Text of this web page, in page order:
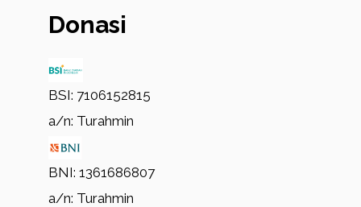
Donasi
BSI: 7106152815
a/n: Turahmin
BNI: 1361686807
a/n: Turahmin